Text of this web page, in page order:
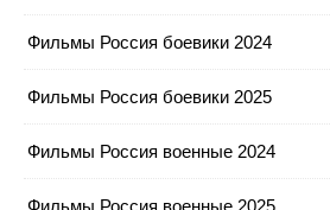
Фильмы Россия боевики 2024
Фильмы Россия боевики 2025
Фильмы Россия военные 2024
Фильмы Россия военные 2025